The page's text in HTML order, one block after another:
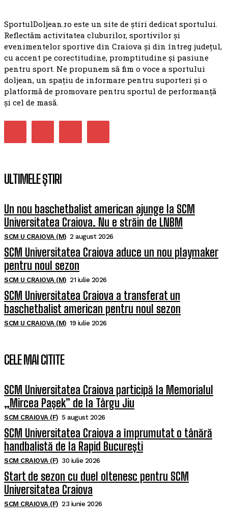
SportulDoljean.ro este un site de știri dedicat sportului.
Reflectăm activitatea cluburilor, sportivilor și
evenimentelor sportive din Craiova și din întreg județul,
cu accent pe corectitudine, promptitudine și pasiune
pentru sport. Ne propunem să fim o voce a sportului
doljean, un spațiu de informare pentru suporteri și o
platformă de promovare pentru sportul de performanță
și cel de masă.
ULTIMELE ȘTIRI
Un nou baschetbalist american ajunge la SCM
Universitatea Craiova. Nu e străin de LNBM
SCM U CRAIOVA (M) 2 august 2026
SCM Universitatea Craiova aduce un nou playmaker
pentru noul sezon
SCM U CRAIOVA (M) 21 iulie 2026
SCM Universitatea Craiova a transferat un
baschetbalist american pentru noul sezon
SCM U CRAIOVA (M) 19 iulie 2026
CELE MAI CITITE
SCM Universitatea Craiova participă la Memorialul
„Mircea Pașek” de la Târgu Jiu
SCM CRAIOVA (F) 5 august 2026
SCM Universitatea Craiova a împrumutat o tânără
handbalistă de la Rapid București
SCM CRAIOVA (F) 30 iulie 2026
Start de sezon cu duel oltenesc pentru SCM
Universitatea Craiova
SCM CRAIOVA (F) 23 iunie 2026